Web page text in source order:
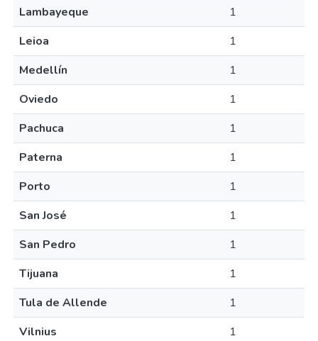
Lambayeque
1
Leioa
1
Medellín
1
Oviedo
1
Pachuca
1
Paterna
1
Porto
1
San José
1
San Pedro
1
Tijuana
1
Tula de Allende
1
Vilnius
1